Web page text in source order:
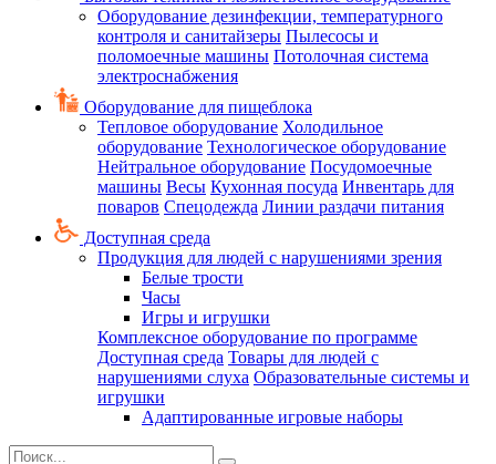
Оборудование дезинфекции, температурного
контроля и санитайзеры Пылесосы и
поломоечные машины Потолочная система
электроснабжения
Оборудование для пищеблока
Тепловое оборудование Холодильное
оборудование Технологическое оборудование
Нейтральное оборудование Посудомоечные
машины Весы Кухонная посуда Инвентарь для
поваров Спецодежда Линии раздачи питания
Доступная среда
Продукция для людей с нарушениями зрения
Белые трости
Часы
Игры и игрушки
Комплексное оборудование по программе
Доступная среда Товары для людей с
нарушениями слуха Образовательные системы и
игрушки
Адаптированные игровые наборы